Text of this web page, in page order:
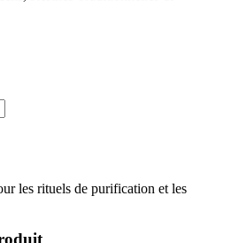
les rituels de purification et les